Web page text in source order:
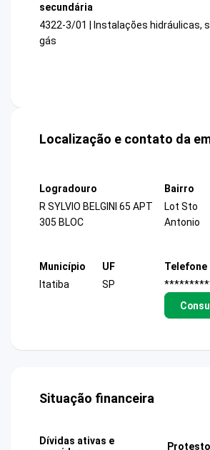
secundária
4322-3/01 | Instalações hidráulicas,
gás
Localização e contato da
Logradouro
R SYLVIO BELGINI 65 APT
305 BLOC
Bairro
Lot Sto
Antonio
Município
Itatiba
UF
SP
Telefone
Situação financeira
Dívidas ativas e